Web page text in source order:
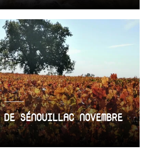
NOVEMBRE